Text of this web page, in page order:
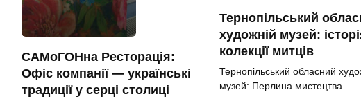
САМоГОНна Ресторація:
Офіс компанії — українські
традиції у серці столиці
Тернопільський
художній музей:
колекції митців
Тернопільський обласний
музей: Перлина мистецтва